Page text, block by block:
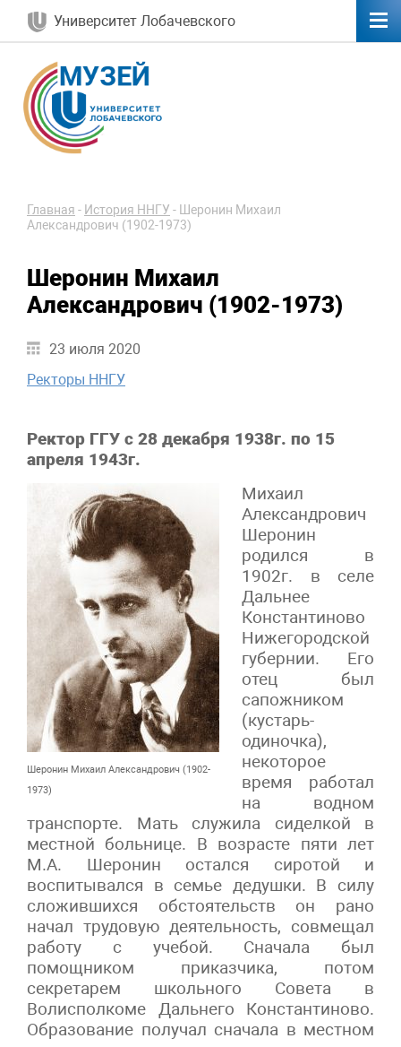
Университет Лобачевского
Главная - История ННГУ - Шеронин Михаил
Александрович (1902-1973)
Шеронин Михаил
Александрович (1902-1973)
23 июля 2020
Ректоры ННГУ
Ректор ГГУ с 28 декабря 1938г. по 15
апреля 1943г.
Шеронин Михаил Александрович (1902-
1973)
Михаил
Александрович
Шеронин
родился в
1902г. в селе
Дальнее
Константиново
Нижегородской
губернии. Его
отец был
сапожником
(кустарь-
одиночка),
некоторое
время работал
на водном
транспорте. Мать служила сиделкой в
местной больнице. В возрасте пяти лет
М.А. Шеронин остался сиротой и
воспитывался в семье дедушки. В силу
сложившихся обстоятельств он рано
начал трудовую деятельность, совмещал
работу с учебой. Сначала был
помощником приказчика, потом
секретарем школьного Совета в
Волисполкоме Дальнего Константиново.
Образование получал сначала в местном